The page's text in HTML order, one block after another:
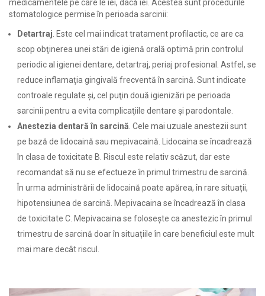
medicamentele pe care le iei, dacă iei. Acestea sunt procedurile
stomatologice permise în perioada sarcinii:
Detartraj . Este cel mai indicat tratament profilactic, ce are ca
scop obţinerea unei stări de igienă orală optimă prin controlul
periodic al igienei dentare, detartraj, periaj profesional. Astfel, se
reduce inflamaţia gingivală frecventă în sarcină. Sunt indicate
controale regulate şi, cel puţin două igienizări pe perioada
sarcinii pentru a evita complicaţiile dentare şi parodontale.
Anestezia dentară în sarcină . Cele mai uzuale anestezii sunt
pe bază de lidocaină sau mepivacaină. Lidocaina se încadrează
în clasa de toxicitate B. Riscul este relativ scăzut, dar este
recomandat să nu se efectueze în primul trimestru de sarcină.
În urma administrării de lidocaină poate apărea, în rare situații,
hipotensiunea de sarcină. Mepivacaina se încadrează în clasa
de toxicitate C. Mepivacaina se folosește ca anestezic în primul
trimestru de sarcină doar în situațiile în care beneficiul este mult
mai mare decât riscul.